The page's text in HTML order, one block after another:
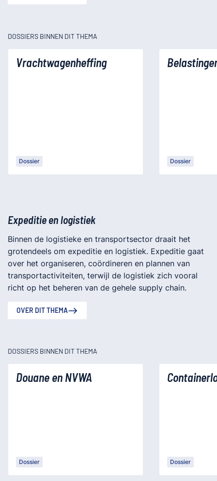
DOSSIERS BINNEN DIT THEMA
Vrachtwagenheffing
Dossier Dossier
Expeditie en logistiek
Binnen de logistieke en transportsector draait het
grotendeels om expeditie en logistiek. Expeditie gaat
over het organiseren, coördineren en plannen van
transportactiviteiten, terwijl de logistiek zich vooral
richt op het beheren van de gehele supply chain.
OVER DIT THEMA
DOSSIERS BINNEN DIT THEMA
Douane en NVWA
Dossier Dossier